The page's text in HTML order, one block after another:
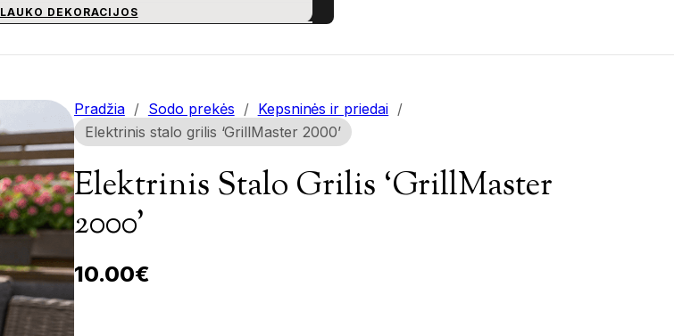
LAUKO DEKORACIJOS
Pradžia / Sodo prekės / Kepsninės ir priedai /
Elektrinis stalo grilis ‘GrillMaster 2000’
Elektrinis Stalo Grilis ‘GrillMaster
2000’
10.00€